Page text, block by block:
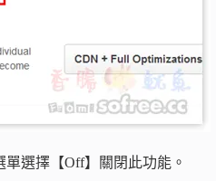
單選擇【Off】關閉此功能。